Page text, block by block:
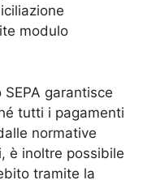
modulo
garantisce
tutti i pagamenti
normative
è inoltre possibile
tramite la